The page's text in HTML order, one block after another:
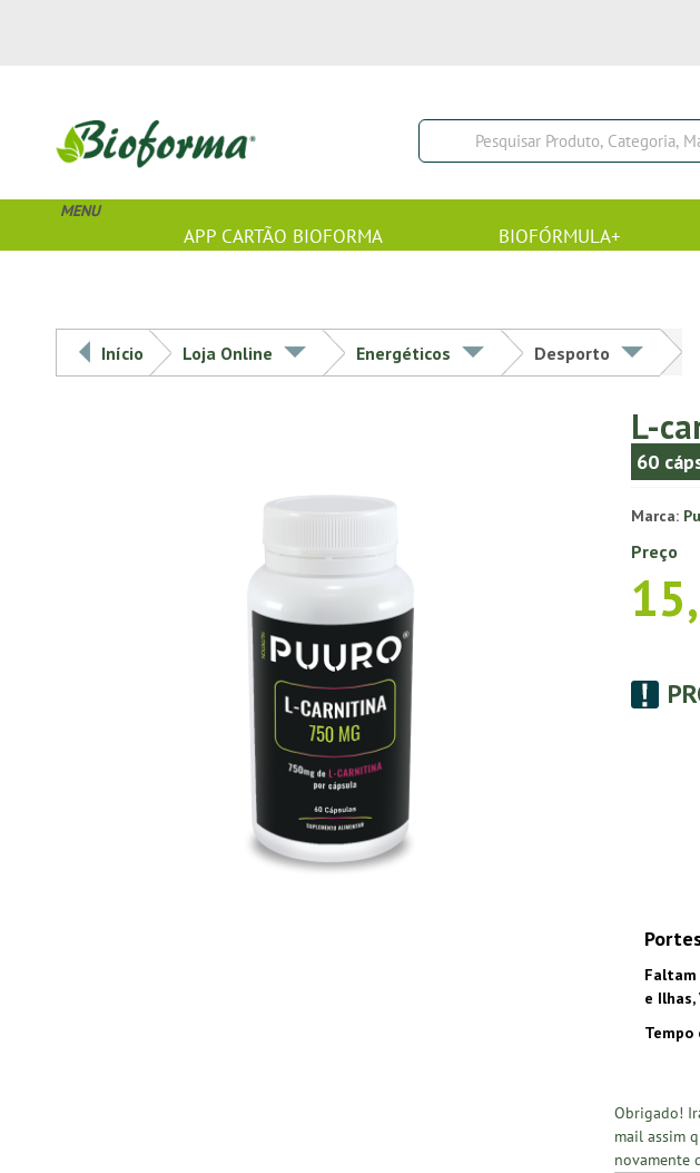
MENU
APP CARTÃO BIOFORMA BIOFÓRMULA+
Início Loja Online Energéticos Desporto
L-
60
Marca:
Preço
Faltam
e
Obrigado!
mail assim
novamente